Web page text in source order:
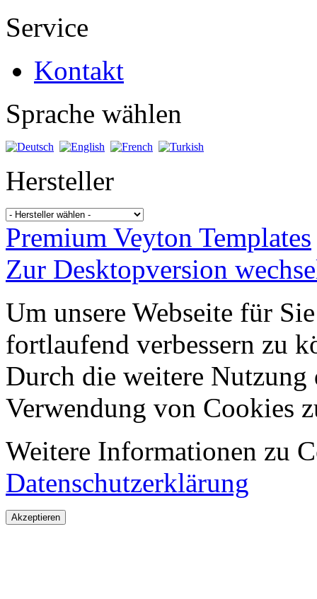
Service
Kontakt
Sprache wählen
Hersteller
Premium Veyton Templates
Zur Desktopversion
Um unsere Webseite für
fortlaufend verbessern zu
Durch die weitere Nutzung
Verwendung von Cookies
Weitere Informationen zu
Datenschutzerklärung
Akzeptieren